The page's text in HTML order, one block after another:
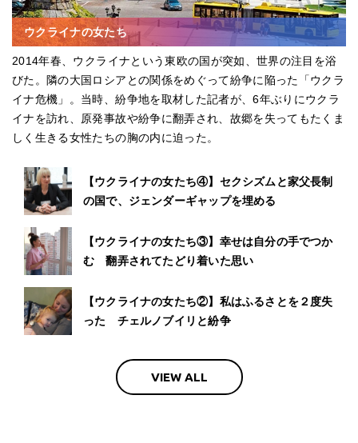
ウクライナの女たち
2014年春、ウクライナという東欧の国が突如、世界の注目を浴
びた。隣の大国ロシアとの関係をめぐって紛争に陥った「ウクラ
イナ危機」。当時、紛争地を取材した記者が、6年ぶりにウクラ
イナを訪れ、原発事故や紛争に翻弄され、故郷を失ってもたくま
しく生きる女性たちの胸の内に迫った。
【ウクライナの女たち④】セクシズムと家父長制
の国で、ジェンダーギャップを埋める
【ウクライナの女たち③】幸せは自分の手でつか
む 翻弄されてたどり着いた思い
【ウクライナの女たち②】私はふるさとを２度失
った チェルノブイリと紛争
VIEW ALL